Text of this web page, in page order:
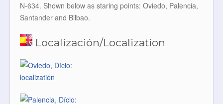
N-634. Shown below as staring points: Oviedo, Palencia,
Santander and Bilbao.
Localización/Localization